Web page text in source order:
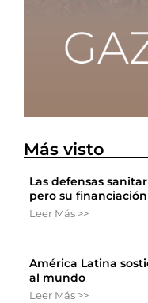
Más visto
Las defensas
pero su
Leer Más >>
América Latina
al mundo
Leer Más >>